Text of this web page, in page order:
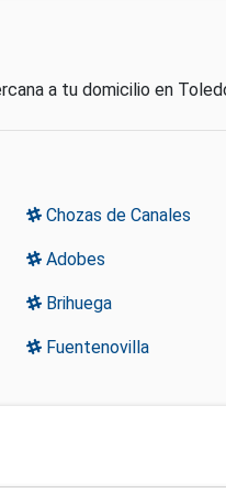
a tu domicilio en
Chozas de Canales
Adobes
Brihuega
Fuentenovilla